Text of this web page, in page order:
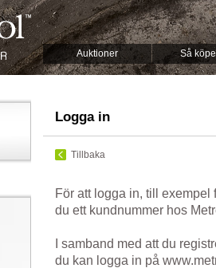
Auktioner Så
Logga in
Tillbaka
För att logga in, till exempel
du ett kundnummer hos
I samband med att du
du kan logga in på